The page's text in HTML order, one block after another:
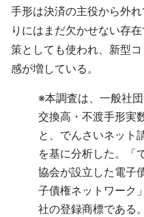
手形は決済の主役から外
りにはまだ欠かせない存
策としても使われ、新型
感が増している。
※本調査は、一般社
交換高・不渡手形実
と、でんさいネット
を基に分析した。「
協会が設立した電子
子債権ネットワーク
社の登録商標である。